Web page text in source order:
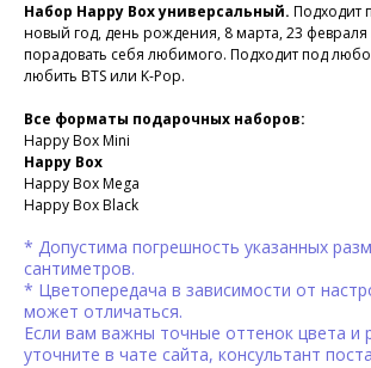
Набор Happy Box универсальный. Подходит
новый год, день рождения, 8 марта, 23 февраля
порадовать себя любимого. Подходит под
любить BTS или K-Pop.
Все форматы подарочных наборов:
Happy Box Mini
Happy Box
Happy Box Mega
Happy Box Black
* Допустима погрешность указанных
сантиметров.
* Цветопередача в зависимости от
может отличаться.
Если вам важны точные оттенок цвета и
уточните в чате сайта, консультант